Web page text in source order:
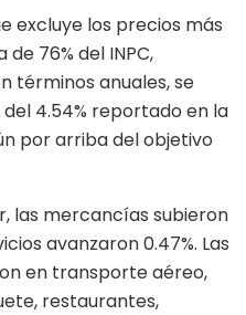
excluye los precios más
76% del INPC,
términos anuales, se
4.54% reportado en la
por arriba del objetivo
las mercancías subieron
avanzaron 0.47%. Las
en transporte aéreo,
restaurantes,